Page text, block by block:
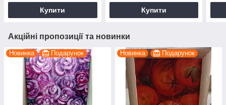
Купити Купити
Акційні пропозиції та новинки
Новинка Подарунок Новинка Подарунок